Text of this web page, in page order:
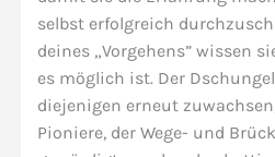
selbst erfolgreich
deines „Vorgehens” wissen
es möglich ist. Der
diejenigen erneut
Pioniere, der Wege- und